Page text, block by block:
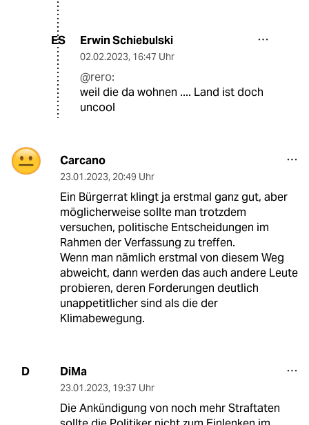
ES Erwin Schiebulski
02.02.2023, 16:47 Uhr
@rero:
weil die da wohnen .... Land ist doch
uncool
Carcano
23.01.2023, 20:49 Uhr
Ein Bürgerrat klingt ja erstmal ganz gut, aber
möglicherweise sollte man trotzdem
versuchen, politische Entscheidungen im
Rahmen der Verfassung zu treffen.
Wenn man nämlich erstmal von diesem Weg
abweicht, dann werden das auch andere Leute
probieren, deren Forderungen deutlich
unappetitlicher sind als die der
Klimabewegung.
D DiMa
23.01.2023, 19:37 Uhr
Die Ankündigung von noch mehr Straftaten